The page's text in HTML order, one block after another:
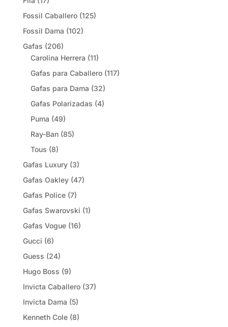
Fossil Caballero (125)
Fossil Dama (102)
Gafas (206)
Carolina Herrera (11)
Gafas para Caballero (117)
Gafas para Dama (32)
Gafas Polarizadas (4)
Puma (49)
Ray-Ban (85)
Tous (8)
Gafas Luxury (3)
Gafas Oakley (47)
Gafas Police (7)
Gafas Swarovski (1)
Gafas Vogue (16)
Gucci (6)
Guess (24)
Hugo Boss (9)
Invicta Caballero (37)
Invicta Dama (5)
Kenneth Cole (8)